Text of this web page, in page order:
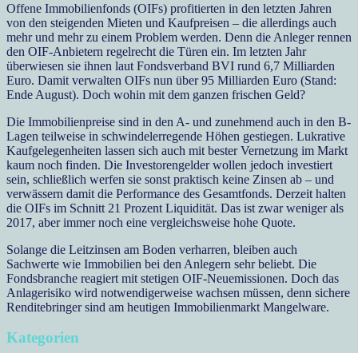
Offene Immobilienfonds (OIFs) profitierten in den letzten Jahren
von den steigenden Mieten und Kaufpreisen – die allerdings auch
mehr und mehr zu einem Problem werden. Denn die Anleger rennen
den OIF-Anbietern regelrecht die Türen ein. Im letzten Jahr
überwiesen sie ihnen laut Fondsverband BVI rund 6,7 Milliarden
Euro. Damit verwalten OIFs nun über 95 Milliarden Euro (Stand:
Ende August). Doch wohin mit dem ganzen frischen Geld?
Die Immobilienpreise sind in den A- und zunehmend auch in den B-
Lagen teilweise in schwindelerregende Höhen gestiegen. Lukrative
Kaufgelegenheiten lassen sich auch mit bester Vernetzung im Markt
kaum noch finden. Die Investorengelder wollen jedoch investiert
sein, schließlich werfen sie sonst praktisch keine Zinsen ab – und
verwässern damit die Performance des Gesamtfonds. Derzeit halten
die OIFs im Schnitt 21 Prozent Liquidität. Das ist zwar weniger als
2017, aber immer noch eine vergleichsweise hohe Quote.
Solange die Leitzinsen am Boden verharren, bleiben auch
Sachwerte wie Immobilien bei den Anlegern sehr beliebt. Die
Fondsbranche reagiert mit stetigen OIF-Neuemissionen. Doch das
Anlagerisiko wird notwendigerweise wachsen müssen, denn sichere
Renditebringer sind am heutigen Immobilienmarkt Mangelware.
Kategorien